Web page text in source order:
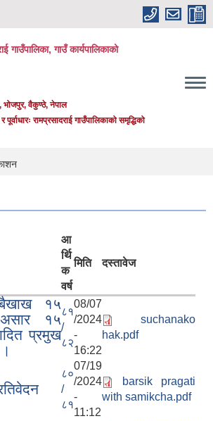
गाउँपालिका, गाउँ कार्यपालिकाको
भोजपुर, वैकुण्ठे, नेपाल
पूर्वाधारः रामप्रसादराई गाउँपालिकाको समृद्धिको
आ
र्थि
क
वर्ष
मिति दस्तावेज
१५
१५
प्रमुख
८१
/
८२
08/07
/2024
-
16:22
suchanako
hak.pdf
८०
/
८१
07/19
/2024
-
11:12
barsik pragati
with samikcha.pdf